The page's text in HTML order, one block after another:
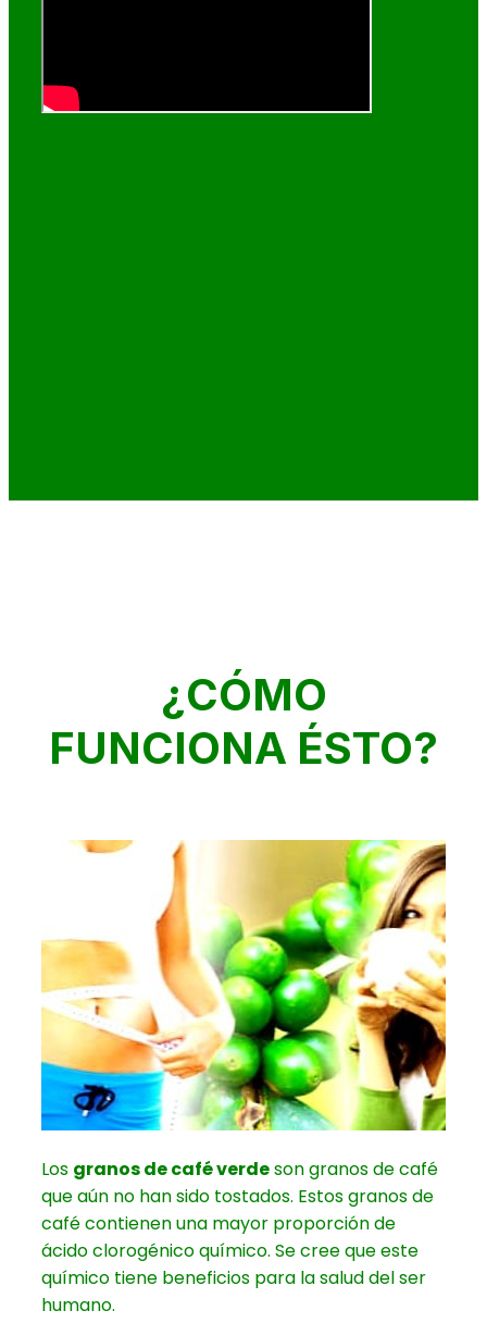
¿CÓMO
FUNCIONA ÉSTO?
Los granos de café verdeson granos de café
que aún no han sido tostados. Estos granos de
café contienen una mayor proporción de
ácido clorogénico químico. Se cree que este
químico tiene beneficios para la salud del ser
humano.